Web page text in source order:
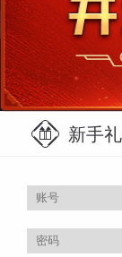
新手